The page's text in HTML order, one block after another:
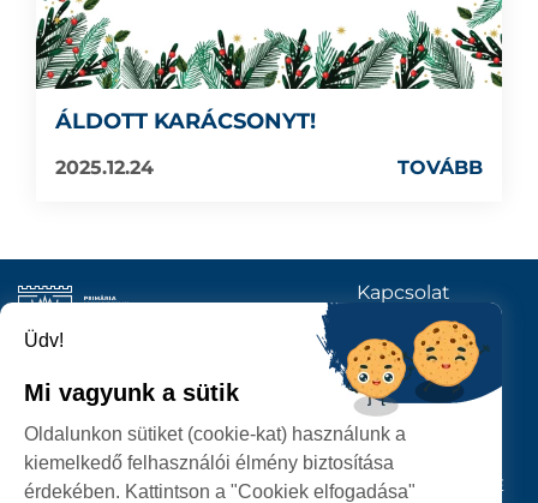
ÁLDOTT KARÁCSONYT!
2025.12.24 TOVÁBB
SZATMÁRNÉMETI
POLGÁRMESTERI HIVATAL
P-ȚA 25 OCTOMBRIE, NR. 1 CORP M, 440026 SATU MARE
Kapcsolat
KÖVESSENEK
Üdv!
Mi vagyunk a sütik
Oldalunkon sütiket (cookie-kat) használunk a
kiemelkedő felhasználói élmény biztosítása
érdekében. Kattintson a "Cookiek elfogadása"